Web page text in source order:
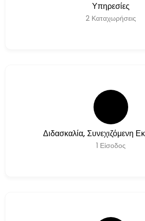
Υπηρεσίες
2 Καταχωρήσεις
Διδασκαλία, Συνεχιζόμενη
1 Είσοδος